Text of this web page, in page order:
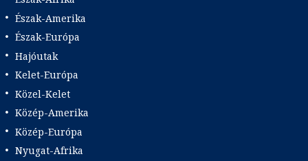
Észak-Amerika
Észak-Európa
Hajóutak
Kelet-Európa
Közel-Kelet
Közép-Amerika
Közép-Európa
Nyugat-Afrika